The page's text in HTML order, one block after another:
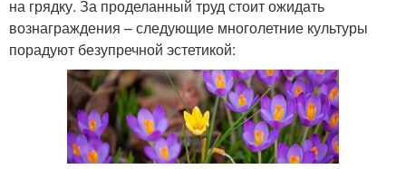
на грядку. За проделанный труд стоит ожидать
вознаграждения – следующие многолетние культуры
порадуют безупречной эстетикой: